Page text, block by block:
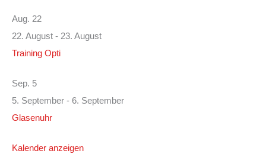
Aug. 22
22. August - 23. August
Training Opti
Sep. 5
5. September - 6. September
Glasenuhr
Kalender anzeigen